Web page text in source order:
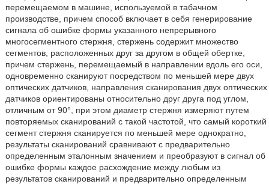
перемещаемом в машине, используемой в табачном
производстве, причем способ включает в себя генерирование
сигнала об ошибке формы указанного непрерывного
многосегментного стержня, стержень содержит множество
сегментов, расположенных друг за другом в общей обертке,
причем стержень, перемещаемый в направлении вдоль его оси,
одновременно сканируют посредством по меньшей мере двух
оптических датчиков, направления сканирования двух оптических
датчиков ориентированы относительно друг друга под углом,
отличным от 90°, при этом диаметр стержня измеряют путем
повторяемых сканирований с такой частотой, что самый короткий
сегмент стержня сканируется по меньшей мере однократно,
результаты сканирований сравнивают с предварительно
определенным эталонным значением и преобразуют в сигнал об
ошибке формы каждое расхождение между любым из
результатов сканирований и предварительно определенным